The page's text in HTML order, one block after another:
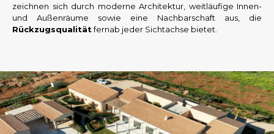
zeichnen sich durch moderne Architektur, weitläufige Innen-
und Außenräume sowie eine Nachbarschaft aus, die
Rückzugsqualitätfernab jeder Sichtachse bietet.